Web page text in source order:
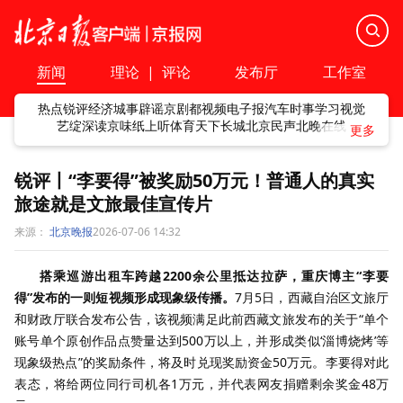
新闻 理论 | 评论 发布厅 工作室
热点锐评经济城事辟谣京剧都视频电子报汽车时事学习视觉
艺绽深读京味纸上听体育天下长城北京民声北晚在线
锐评丨“李要得”被奖励50万元！普通人的真实
旅途就是文旅最佳宣传片
来源： 北京晚报2026-07-06 14:32
搭乘巡游出租车跨越2200余公里抵达拉萨，重庆博主“李要
得”发布的一则短视频形成现象级传播。7月5日，西藏自治区文旅厅
和财政厅联合发布公告，该视频满足此前西藏文旅发布的关于“单个
账号单个原创作品点赞量达到500万以上，并形成类似‘淄博烧烤’等
现象级热点”的奖励条件，将及时兑现奖励资金50万元。李要得对此
表态，将给两位同行司机各1万元，并代表网友捐赠剩余奖金48万